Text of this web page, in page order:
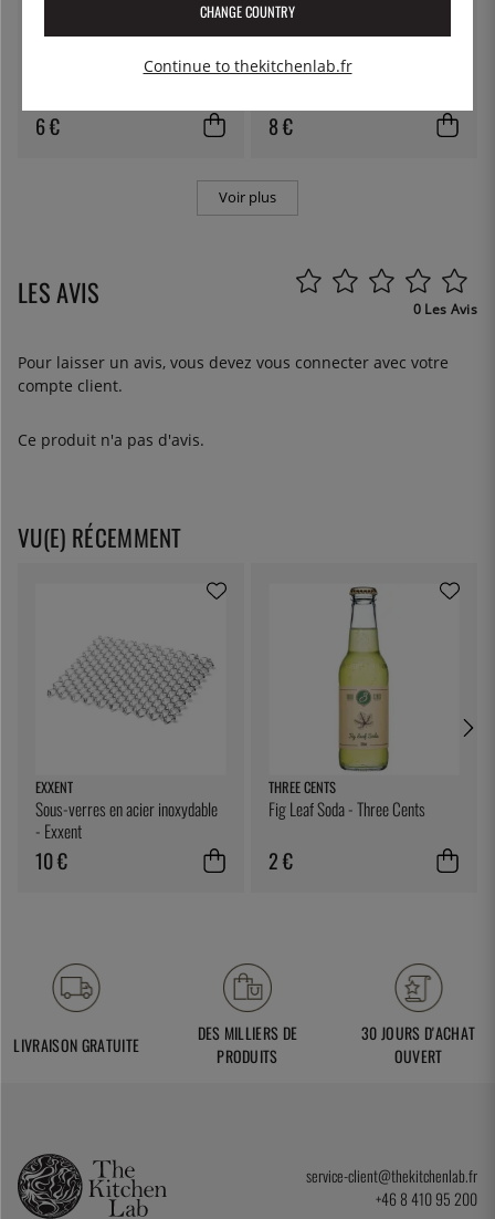
Grattoir à pâte, 13cm -
6 €
Pépites de fleurs, 15g - IN10SE
8 €
Voir plus
LES AVIS 0 Les Avis
Pour laisser un avis, vous devez vous connecter avec votre
compte client.
Ce produit n'a pas d'avis.
VU(E) RÉCEMMENT
EXXENT
Sous-verres en acier inoxydable
- Exxent
10 €
THREE CENTS
Fig Leaf Soda - Three Cents
2 €
LIVRAISON GRATUITE
DES MILLIERS DE
PRODUITS
30 JOURS D'ACHAT
OUVERT
service-client@thekitchenlab.fr
+46 8 410 95 200
CHANGE COUNTRY
Continue to thekitchenlab.fr